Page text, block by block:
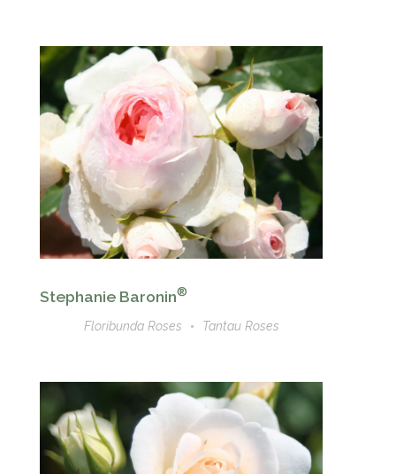
Stephanie Baronin®
Floribunda Roses Tantau Roses